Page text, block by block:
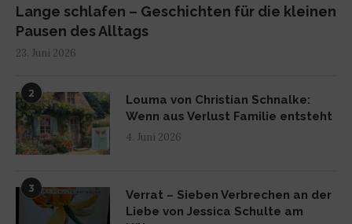
Lange schlafen – Geschichten für die kleinen
Pausen des Alltags
23. Juni 2026
2
Louma von Christian Schnalke:
Wenn aus Verlust Familie entsteht
4. Juni 2026
3
Verrat – Sieben Verbrechen an der
Liebe von Jessica Schulte am